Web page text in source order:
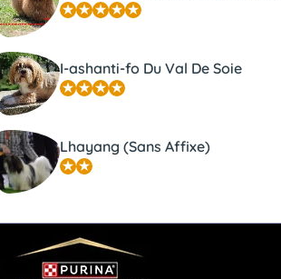
I-ashanti-fo Du Val De Soie
Lhayang (Sans Affixe)